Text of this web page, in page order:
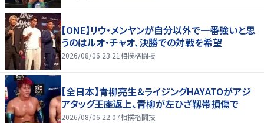
【ONE】リウ・メンヤンが自分以外で一番強いと思
うのはルオ・チャオ、決勝での対戦を希望
2026/08/06 23:21 相撲格闘技
【全日本】青柳亮生＆ライジングHAYATOがアジ
アタッグ王座返上、青柳が左ひざ靱帯損傷で
2026/08/06 22:07相撲格闘技